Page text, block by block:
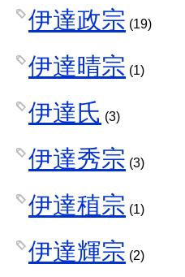
伊達政宗 (19)
伊達晴宗 (1)
伊達氏 (3)
伊達秀宗 (3)
伊達稙宗 (1)
伊達輝宗 (2)